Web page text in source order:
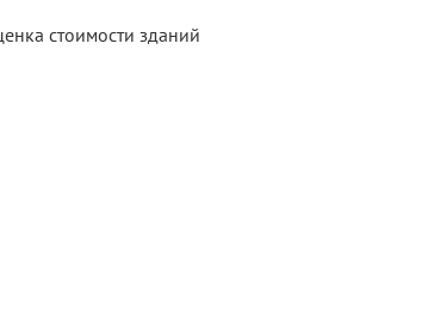
стоимости зданий